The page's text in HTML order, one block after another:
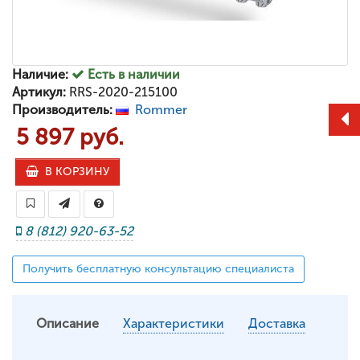
Наличие:
Есть в наличии
Артикул: RRS-2020-215100
Производитель:
Rommer
5 897 руб.
В КОРЗИНУ
8 (812) 920-63-52
Получить бесплатную консультацию специалиста
Описание Характеристики Доставка